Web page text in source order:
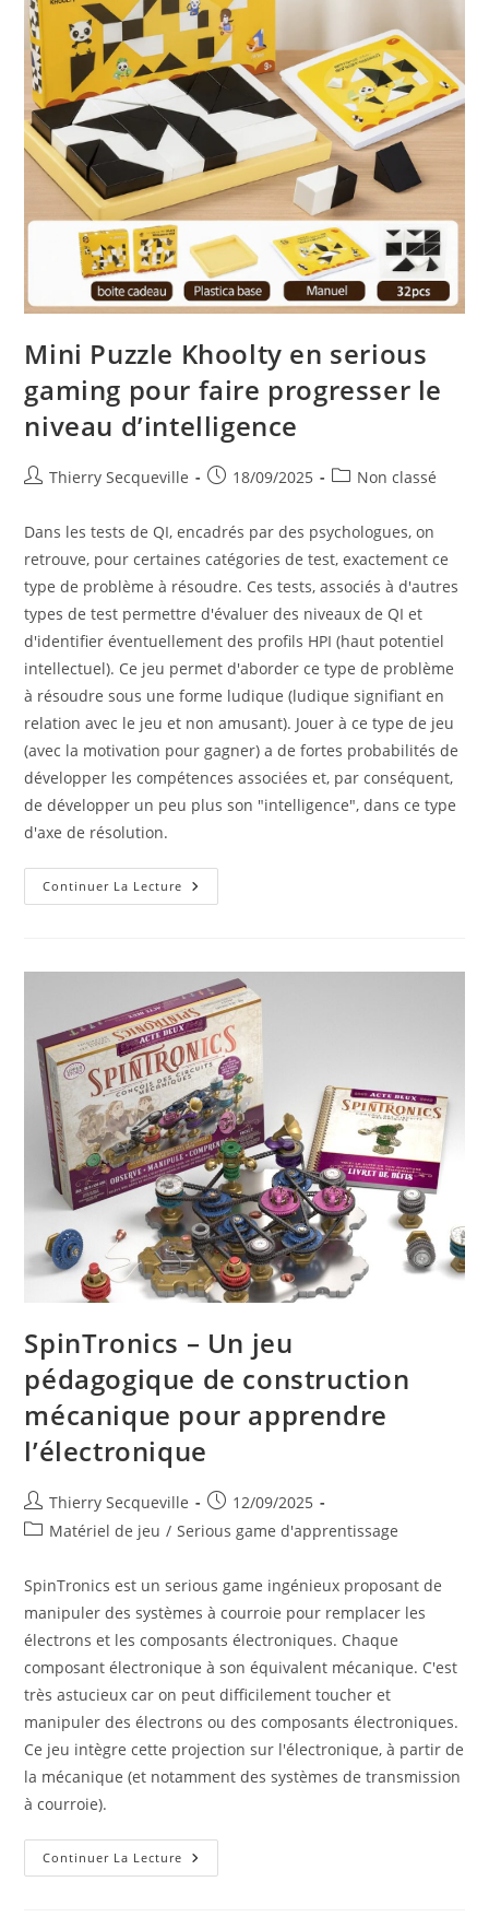
Mini Puzzle Khoolty en serious
gaming pour faire progresser le
niveau d’intelligence
Auteur/autrice
la
Thierry Secqueville
Publication
18/09/2025
PostNon classé
Dans les tests de QI, encadrés par des psychologues, on
retrouve, pour certaines catégories de test, exactement ce
type de problème à résoudre. Ces tests, associés à d'autres
types de test permettre d'évaluer des niveaux de QI et
d'identifier éventuellement des profils HPI (haut potentiel
intellectuel). Ce jeu permet d'aborder ce type de problème
à résoudre sous une forme ludique (ludique signifiant en
relation avec le jeu et non amusant). Jouer à ce type de jeu
(avec la motivation pour gagner) a de fortes probabilités de
développer les compétences associées et, par conséquent,
de développer un peu plus son "intelligence", dans ce type
d'axe de résolution.
Continuer La Lecture Mini
Puzzle
Pour
Faire
Progresser
Le
Niveau
D’intelligence
SpinTronics – Un jeu
pédagogique de construction
mécanique pour apprendre
l’électronique
Auteur/autrice
de
Thierry Secqueville
Publication
publiée :
12/09/2025
PostMatériel de jeu / Serious game d'apprentissage
SpinTronics est un serious game ingénieux proposant de
manipuler des systèmes à courroie pour remplacer les
électrons et les composants électroniques. Chaque
composant électronique à son équivalent mécanique. C'est
très astucieux car on peut difficilement toucher et
manipuler des électrons ou des composants électroniques.
Ce jeu intègre cette projection sur l'électronique, à partir de
la mécanique (et notamment des systèmes de transmission
à courroie).
Continuer La Lecture SpinTronics
–